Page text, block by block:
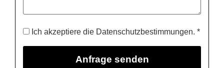
Ich akzeptiere die Datenschutzbestimmungen. *